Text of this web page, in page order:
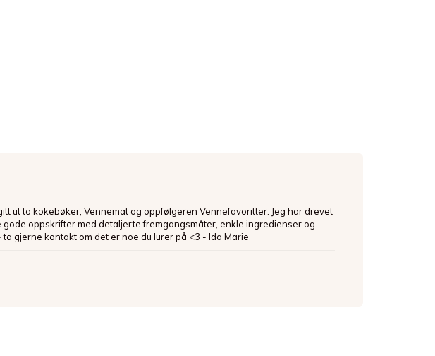
ut to kokebøker; Vennemat og oppfølgeren Vennefavoritter. Jeg har drevet
oppskrifter med detaljerte fremgangsmåter, enkle ingredienser og
gjerne kontakt om det er noe du lurer på <3 - Ida Marie